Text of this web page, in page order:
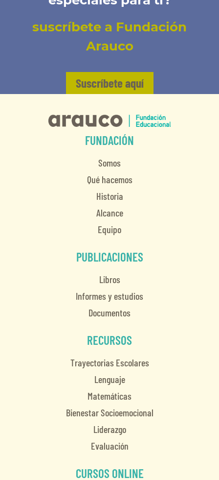
suscríbete a Fundación
Arauco
Suscríbete aquí
FUNDACIÓN
Somos
Qué hacemos
Historia
Alcance
Equipo
PUBLICACIONES
Libros
Informes y estudios
Documentos
RECURSOS
Trayectorias Escolares
Lenguaje
Matemáticas
Bienestar Socioemocional
Liderazgo
Evaluación
CURSOS ONLINE